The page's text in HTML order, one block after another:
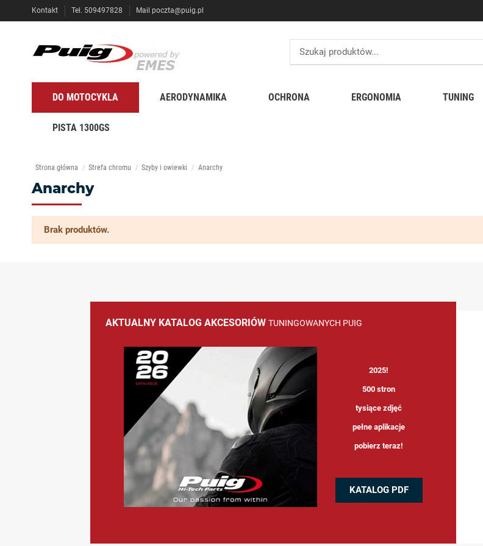
Kontakt Tel. 509497828 Mail poczta@puig.pl
DO MOTOCYKLA AERODYNAMIKA OCHRONA ERGONOMIA TUNING
PISTA 1300GS
Strona główna Strefa chromu Szyby i owiewki Anarchy
Anarchy
Brak produktów.
AKTUALNY KATALOG AKCESORIÓW TUNINGOWANYCH PUIG
2025!
500 stron
tysiące zdjęć
pełne aplikacje
pobierz teraz!
KATALOG PDF